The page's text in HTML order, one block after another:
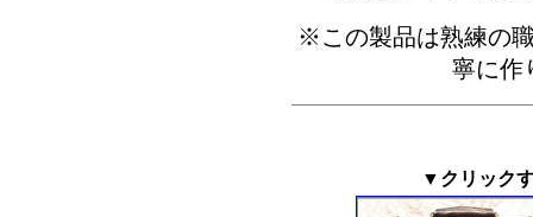
※この製品は熟練の
寧に作
▼クリック